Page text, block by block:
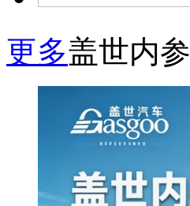
更多盖世内参